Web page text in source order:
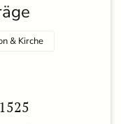
& Kirche